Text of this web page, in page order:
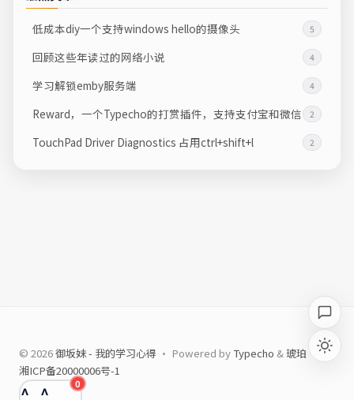
低成本diy一个支持windows hello的摄像头 5
回顾这些年读过的网络小说 4
学习解锁emby服务端 4
Reward，一个Typecho的打赏插件，支持支付宝和微信 2
TouchPad Driver Diagnostics 占用ctrl+shift+l 2
© 2026御坂妹 - 我的学习心得 · Powered by Typecho &琥珀
湘ICP备20000006号-1
^_^ 0